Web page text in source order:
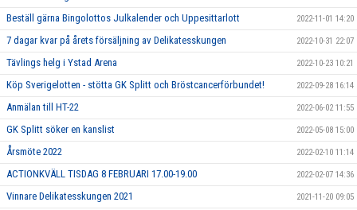
Beställ gärna Bingolottos Julkalender och Uppesittarlott 2022-11-01 14:20
7 dagar kvar på årets försäljning av Delikatesskungen 2022-10-31 22:07
Tävlings helg i Ystad Arena 2022-10-23 10:21
Köp Sverigelotten - stötta GK Splitt och Bröstcancerförbundet! 2022-09-28 16:14
Anmälan till HT-22 2022-06-02 11:55
GK Splitt söker en kanslist 2022-05-08 15:00
Årsmöte 2022 2022-02-10 11:14
ACTIONKVÄLL TISDAG 8 FEBRUARI 17.00-19.00 2022-02-07 14:36
Vinnare Delikatesskungen 2021 2021-11-20 09:05